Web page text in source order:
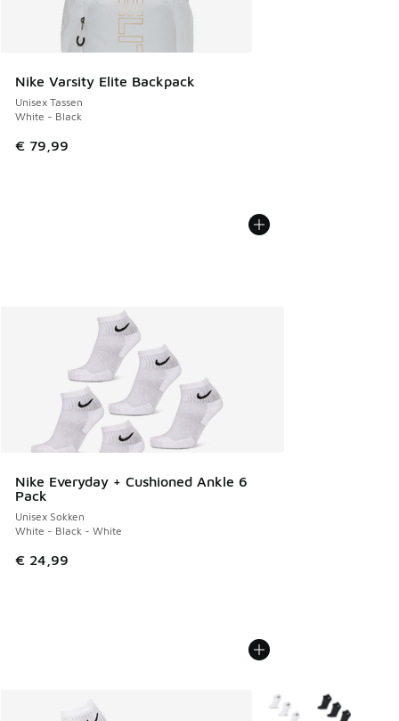
Nike Varsity Elite Backpack
Unisex Tassen
White - Black
€ 79,99
Nike Everyday + Cushioned Ankle 6
Pack
Unisex Sokken
White - Black - White
€ 24,99
Meer kleuren